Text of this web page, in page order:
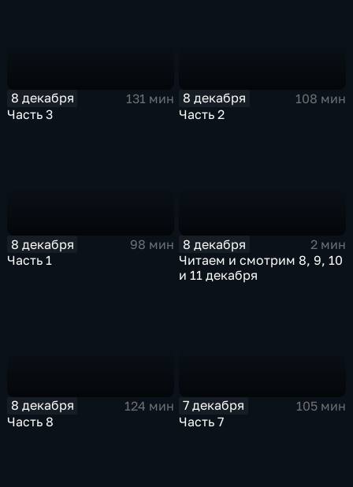
8 декабря
131 мин
Часть 3
8 декабря
108 мин
Часть 2
8 декабря
98 мин
Часть 1
8 декабря
2 мин
Читаем и смотрим 8, 9, 10
и 11 декабря
8 декабря
124 мин
Часть 8
7 декабря
105 мин
Часть 7